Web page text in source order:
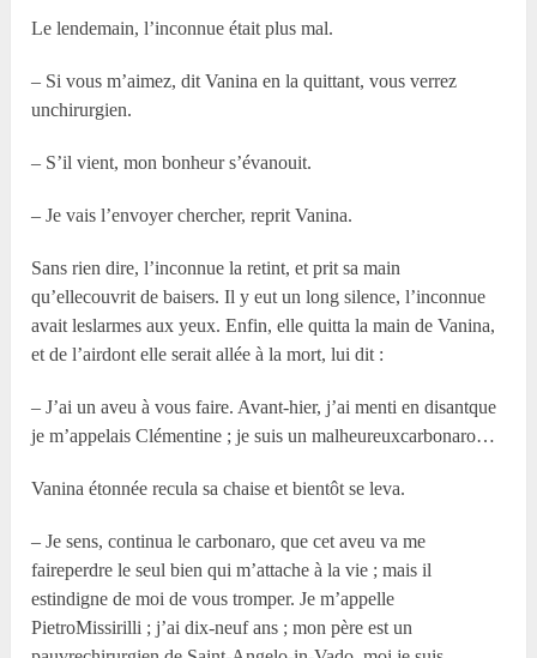
Le lendemain, l’inconnue était plus mal.
– Si vous m’aimez, dit Vanina en la quittant, vous verrez
unchirurgien.
– S’il vient, mon bonheur s’évanouit.
– Je vais l’envoyer chercher, reprit Vanina.
Sans rien dire, l’inconnue la retint, et prit sa main
qu’ellecouvrit de baisers. Il y eut un long silence, l’inconnue
avait leslarmes aux yeux. Enfin, elle quitta la main de Vanina,
et de l’airdont elle serait allée à la mort, lui dit :
– J’ai un aveu à vous faire. Avant-hier, j’ai menti en disantque
je m’appelais Clémentine ; je suis un malheureuxcarbonaro…
Vanina étonnée recula sa chaise et bientôt se leva.
– Je sens, continua le carbonaro, que cet aveu va me
faireperdre le seul bien qui m’attache à la vie ; mais il
estindigne de moi de vous tromper. Je m’appelle
PietroMissirilli ; j’ai dix-neuf ans ; mon père est un